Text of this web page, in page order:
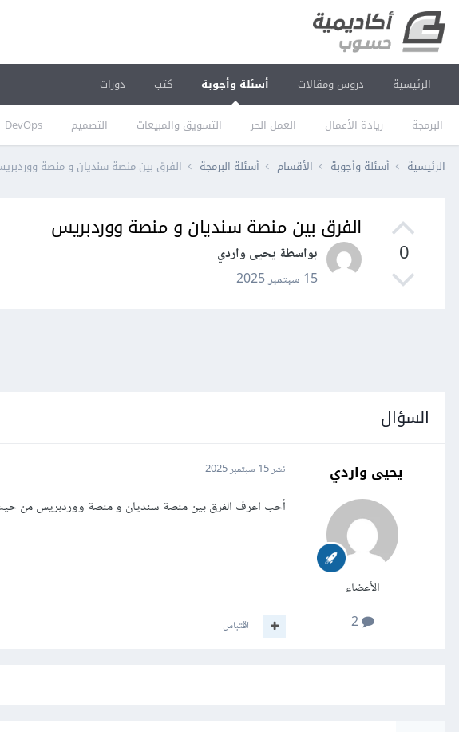
الرئيسية دروس ومقالات أسئلة وأجوبة
البرمجة ريادة الأعمال العمل الحر التسويق والمبيعات التصميم DevOps
كتب دورات
الرئيسية أسئلة وأجوبة الأقسام أسئلة البرمجة الفرق بين منصة سنديان و منصة
0
الفرق بين منصة سنديان و منصة ووردبريس
بواسطة يحيى واردي
15 سبتمبر 2025
السؤال
يحيى واردي
الأعضاء
2
نشر15 سبتمبر 2025
أحب اعرف الفرق بين منصة سنديان و منصة ووردبريس من
اقتباس